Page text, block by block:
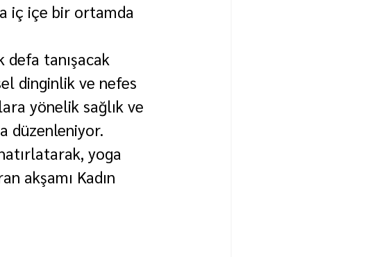
iç içe bir ortamda
defa tanışacak
dinginlik ve nefes
yönelik sağlık ve
düzenleniyor.
yoga
akşamı Kadın